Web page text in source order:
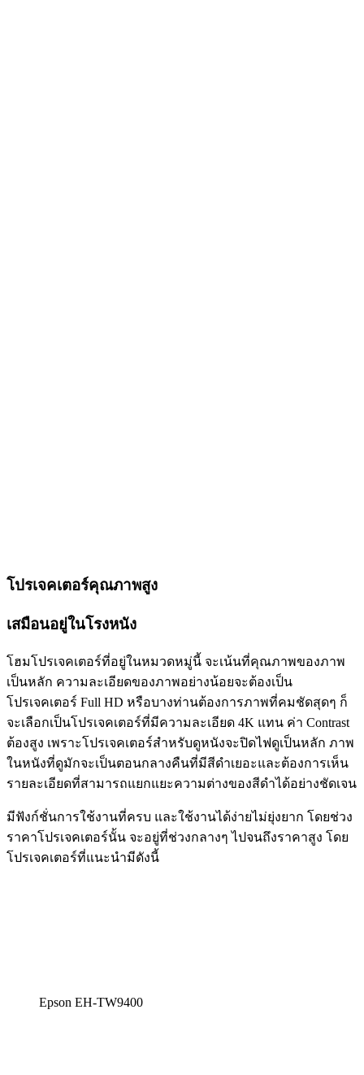
โปรเจคเตอร์คุณภาพสูง
เสมือนอยู่ในโรงหนัง
โฮมโปรเจคเตอร์ที่อยู่ในหมวดหมู่นี้ จะเน้นที่คุณภาพของภาพ
เป็นหลัก ความละเอียดของภาพอย่างน้อยจะต้องเป็น
โปรเจคเตอร์ Full HD หรือบางท่านต้องการภาพที่คมชัดสุดๆ ก็
จะเลือกเป็นโปรเจคเตอร์ที่มีความละเอียด 4K แทน ค่า Contrast
ต้องสูง เพราะโปรเจคเตอร์สำหรับดูหนังจะปิดไฟดูเป็นหลัก ภาพ
ในหนังที่ดูมักจะเป็นตอนกลางคืนที่มีสีดำเยอะและต้องการเห็น
รายละเอียดที่สามารถแยกแยะความต่างของสีดำได้อย่างชัดเจน
มีฟังก์ชั่นการใช้งานที่ครบ และใช้งานได้ง่ายไม่ยุ่งยาก โดยช่วง
ราคาโปรเจคเตอร์นั้น จะอยู่ที่ช่วงกลางๆ ไปจนถึงราคาสูง โดย
โปรเจคเตอร์ที่แนะนำมีดังนี้
Epson EH-TW9400